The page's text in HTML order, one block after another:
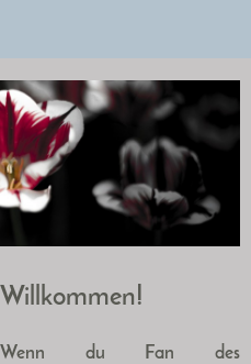
Willkommen!
Wenn du Fan des